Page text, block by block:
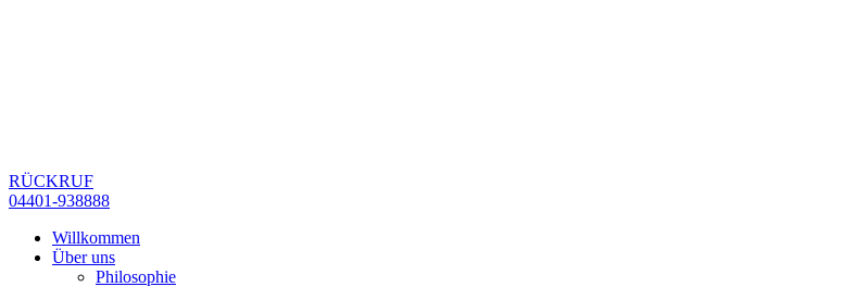
RÜCKRUF
04401-938888
Willkommen
Über uns
Philosophie